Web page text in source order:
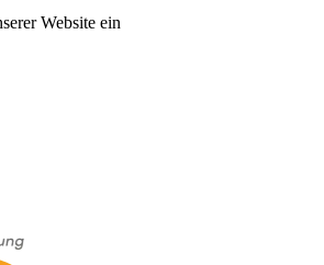
Website ein